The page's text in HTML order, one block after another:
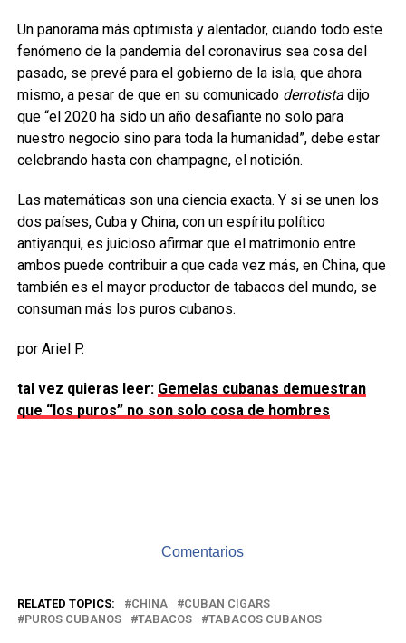
Un panorama más optimista y alentador, cuando todo este
fenómeno de la pandemia del coronavirus sea cosa del
pasado, se prevé para el gobierno de la isla, que ahora
mismo, a pesar de que en su comunicado derrotistadijo
que “el 2020 ha sido un año desafiante no solo para
nuestro negocio sino para toda la humanidad”, debe estar
celebrando hasta con champagne, el notición.
Las matemáticas son una ciencia exacta. Y si se unen los
dos países, Cuba y China, con un espíritu político
antiyanqui, es juicioso afirmar que el matrimonio entre
ambos puede contribuir a que cada vez más, en China, que
también es el mayor productor de tabacos del mundo, se
consuman más los puros cubanos.
por Ariel P.
tal vez quieras leer: Gemelas cubanas demuestran
que “los puros” no son solo cosa de hombres
Comentarios
RELATED TOPICS: CHINA
CUBAN CIGARS
PUROS CUBANOS
TABACOS TABACOS CUBANOS